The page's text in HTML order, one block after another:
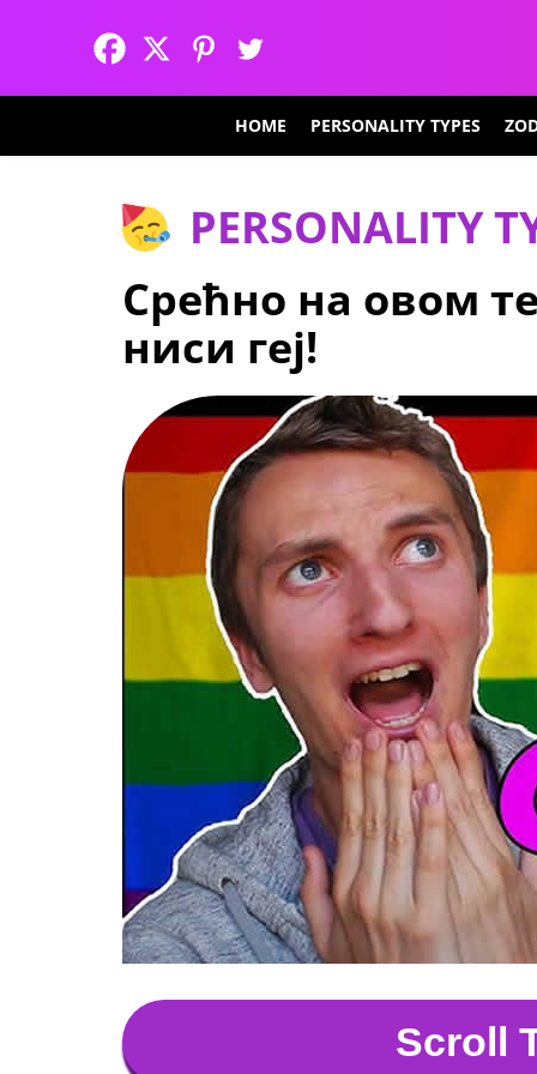
HOME PERSONALITY TYPES
PERSONALITY
Срећно на овом
ниси геј!
Scroll